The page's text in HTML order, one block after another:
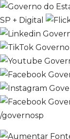
SP + Digital
/governosp